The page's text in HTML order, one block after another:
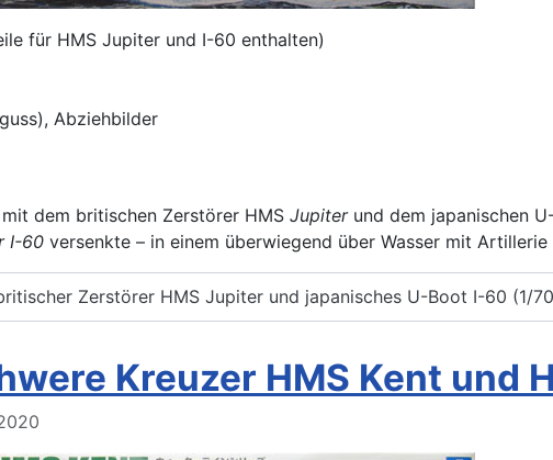
für HMS Jupiter und I-60 enthalten)
Abziehbilder
dem britischen Zerstörer HMS Jupiterund dem japanischen
I-60 versenkte – in einem überwiegend über Wasser mit
Zerstörer HMS Jupiter und japanisches U-Boot I-60 (1/
Kreuzer HMS Kent und